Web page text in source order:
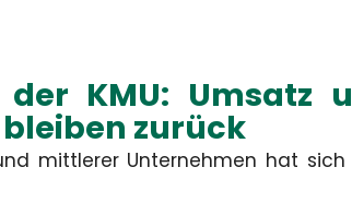
KMU: Umsatz
zurück
mittlerer Unternehmen hat
+49 3671 6743-0
+49 3671 6743-22
baum[at]hsh24.de